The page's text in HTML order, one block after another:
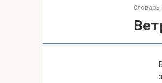
Словарь